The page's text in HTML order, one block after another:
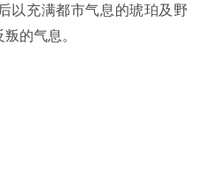
以充满都市气息的琥珀及野
的气息。